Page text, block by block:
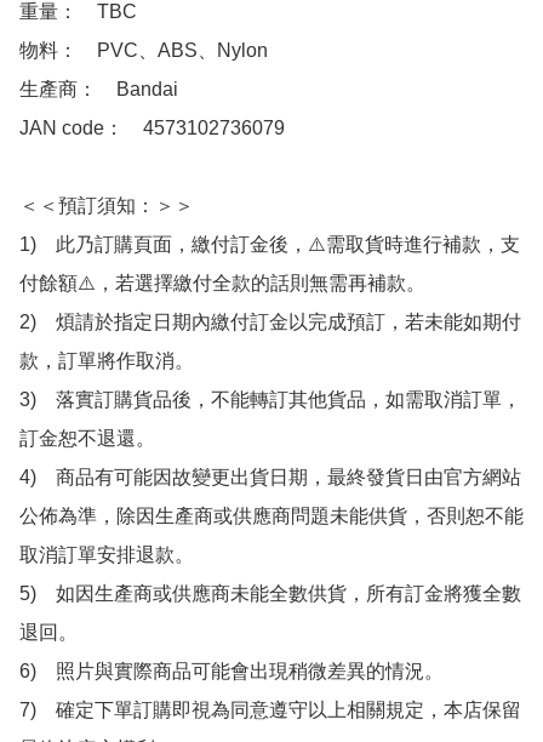
重量：　TBC
物料：　PVC、ABS、Nylon
生產商：　Bandai
JAN code：　4573102736079
＜＜預訂須知：＞＞
1)　此乃訂購頁面，繳付訂金後，⚠️需取貨時進行補款，支
付餘額⚠️，若選擇繳付全款的話則無需再補款。
2)　煩請於指定日期內繳付訂金以完成預訂，若未能如期付
款，訂單將作取消。
3)　落實訂購貨品後，不能轉訂其他貨品，如需取消訂單，
訂金恕不退還。
4)　商品有可能因故變更出貨日期，最終發貨日由官方網站
公佈為準，除因生產商或供應商問題未能供貨，否則恕不能
取消訂單安排退款。
5)　如因生產商或供應商未能全數供貨，所有訂金將獲全數
退回。
6)　照片與實際商品可能會出現稍微差異的情況。
7)　確定下單訂購即視為同意遵守以上相關規定，本店保留